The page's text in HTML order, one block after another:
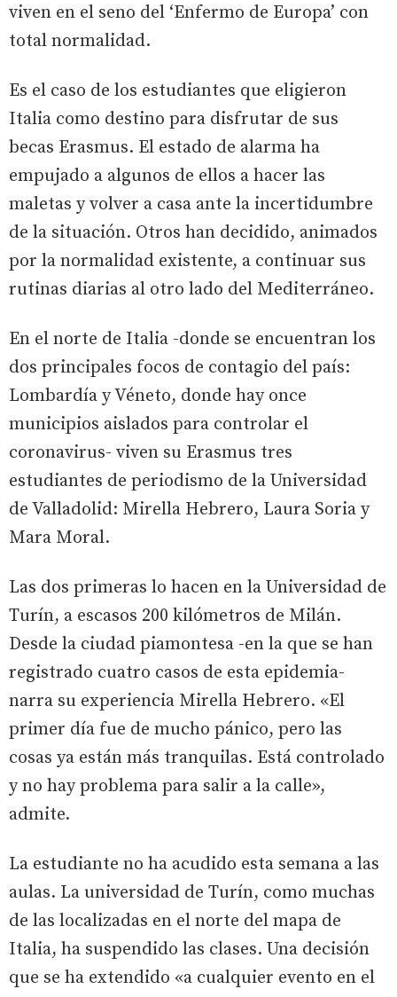
viven en el seno del ‘Enfermo de Europa’ con
total normalidad.
Es el caso de los estudiantes que eligieron
Italia como destino para disfrutar de sus
becas Erasmus. El estado de alarma ha
empujado a algunos de ellos a hacer las
maletas y volver a casa ante la incertidumbre
de la situación. Otros han decidido, animados
por la normalidad existente, a continuar sus
rutinas diarias al otro lado del Mediterráneo.
En el norte de Italia -donde se encuentran los
dos principales focos de contagio del país:
Lombardía y Véneto, donde hay once
municipios aislados para controlar el
coronavirus- viven su Erasmus tres
estudiantes de periodismo de la Universidad
de Valladolid: Mirella Hebrero, Laura Soria y
Mara Moral.
Las dos primeras lo hacen en la Universidad de
Turín, a escasos 200 kilómetros de Milán.
Desde la ciudad piamontesa -en la que se han
registrado cuatro casos de esta epidemia-
narra su experiencia Mirella Hebrero. «El
primer día fue de mucho pánico, pero las
cosas ya están más tranquilas. Está controlado
y no hay problema para salir a la calle»,
admite.
La estudiante no ha acudido esta semana a las
aulas. La universidad de Turín, como muchas
de las localizadas en el norte del mapa de
Italia, ha suspendido las clases. Una decisión
que se ha extendido «a cualquier evento en el